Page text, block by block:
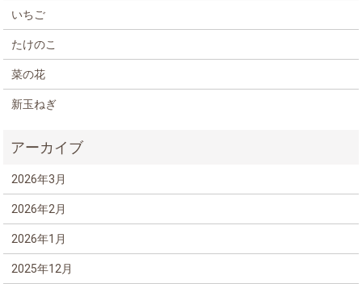
いちご
たけのこ
菜の花
新玉ねぎ
2026年3月
2026年2月
2026年1月
2025年12月